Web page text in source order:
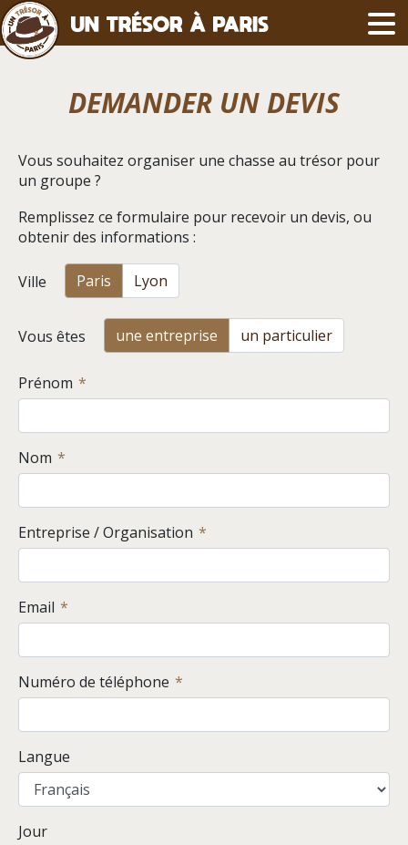
DEMANDER UN DEVIS
Vous souhaitez organiser une chasse au trésor pour
un groupe ?
Remplissez ce formulaire pour recevoir un devis, ou
obtenir des informations :
Ville Paris Lyon
Vous êtes une entreprise un particulier
Prénom
Nom
Entreprise / Organisation
Email
Numéro de téléphone
Langue
Jour